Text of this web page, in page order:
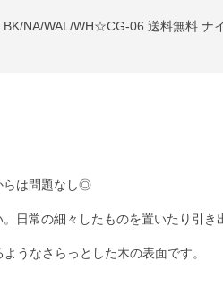
NA/WAL/WH☆CG-06 送料無料 ナ
らは問題なし◎
日常の細々したものを置いたり引き
うなさらっとした木の表面です。